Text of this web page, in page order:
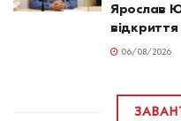
Ярослав
06/08/2026